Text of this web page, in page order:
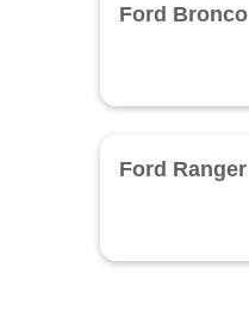
Ford Bronco
Ford Ranger